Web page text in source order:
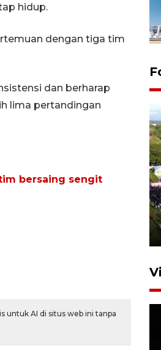
hidup.
dengan tiga tim
dan berharap
lima pertandingan
bersaing sengit
untuk AI di situs web ini tanpa
HUT KE-78